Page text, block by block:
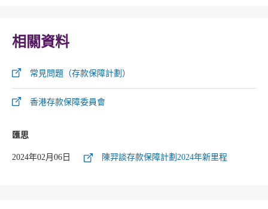
相關資料
常見問題（存款保障計劃）
香港存款保障委員會
匯思
2024年02月06日 陳羿談存款保障計劃2024年新里程